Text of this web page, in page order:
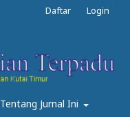
Tentang Jurnal Ini
Daftar Login